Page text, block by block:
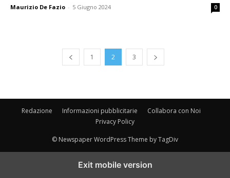
Maurizio De Fazio - 5 Giugno 2024 0
1 2 3
Redazione Informazioni pubblicitarie
Collabora con Noi
Privacy Policy
© Newspaper WordPress Theme by TagDiv
Exit mobile version